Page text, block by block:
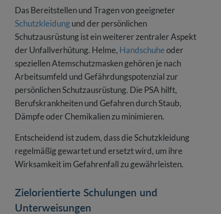
Das Bereitstellen und Tragen von geeigneter
Schutzkleidungund der persönlichen
Schutzausrüstung ist ein weiterer zentraler Aspekt
der Unfallverhütung. Helme, Handschuheoder
speziellen Atemschutzmasken gehören je nach
Arbeitsumfeld und Gefährdungspotenzial zur
persönlichen Schutzausrüstung. Die PSA hilft,
Berufskrankheiten und Gefahren durch Staub,
Dämpfe oder Chemikalien zu minimieren.
Entscheidend ist zudem, dass die Schutzkleidung
regelmäßig gewartet und ersetzt wird, um ihre
Wirksamkeit im Gefahrenfall zu gewährleisten.
Zielorientierte Schulungen und
Unterweisungen